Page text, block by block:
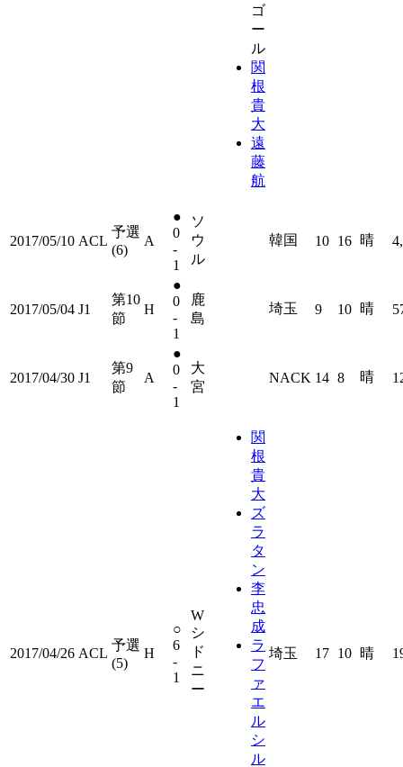
ゴ
ー
ル
関
根
貴
大
遠
藤
航
2017/05/10 ACL
予選
(6)
A
●
0
-
1
ソ
ウ
ル
韓国 10 16 晴
2017/05/04 J1
第10
節
H
●
0
-
1
鹿
島
埼玉 9 10 晴
2017/04/30 J1
第9
節
A
●
0
-
1
大
宮
NACK 14 8 晴
2017/04/26 ACL
予選
(5)
H
○
6
-
1
W
シ
ド
ニ
ー
関
根
貴
大
ズ
ラ
タ
ン
李
忠
成
ラ
フ
ァ
エ
ル
シ
ル
埼玉 17 10 晴